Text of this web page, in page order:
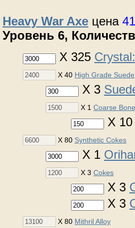
Heavy War Axe цена
Уровень 6,
X 325
X 40 High Grade Suede
X 3
X 1 Coarse
X 10
X 80 Synthetic Cokes
X 1
X 3 Cokes
X 3
X 3
X 80 Mithril Alloy